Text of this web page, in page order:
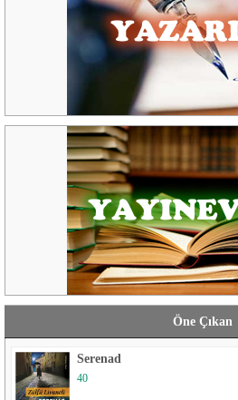
Öne Çıkan
Serenad
40